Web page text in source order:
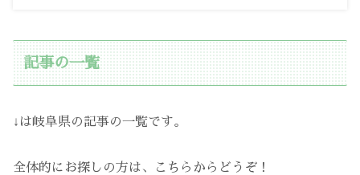
記事の一覧
↓は岐阜県の記事の一覧です。
全体的にお探しの方は、こちらからどうぞ！